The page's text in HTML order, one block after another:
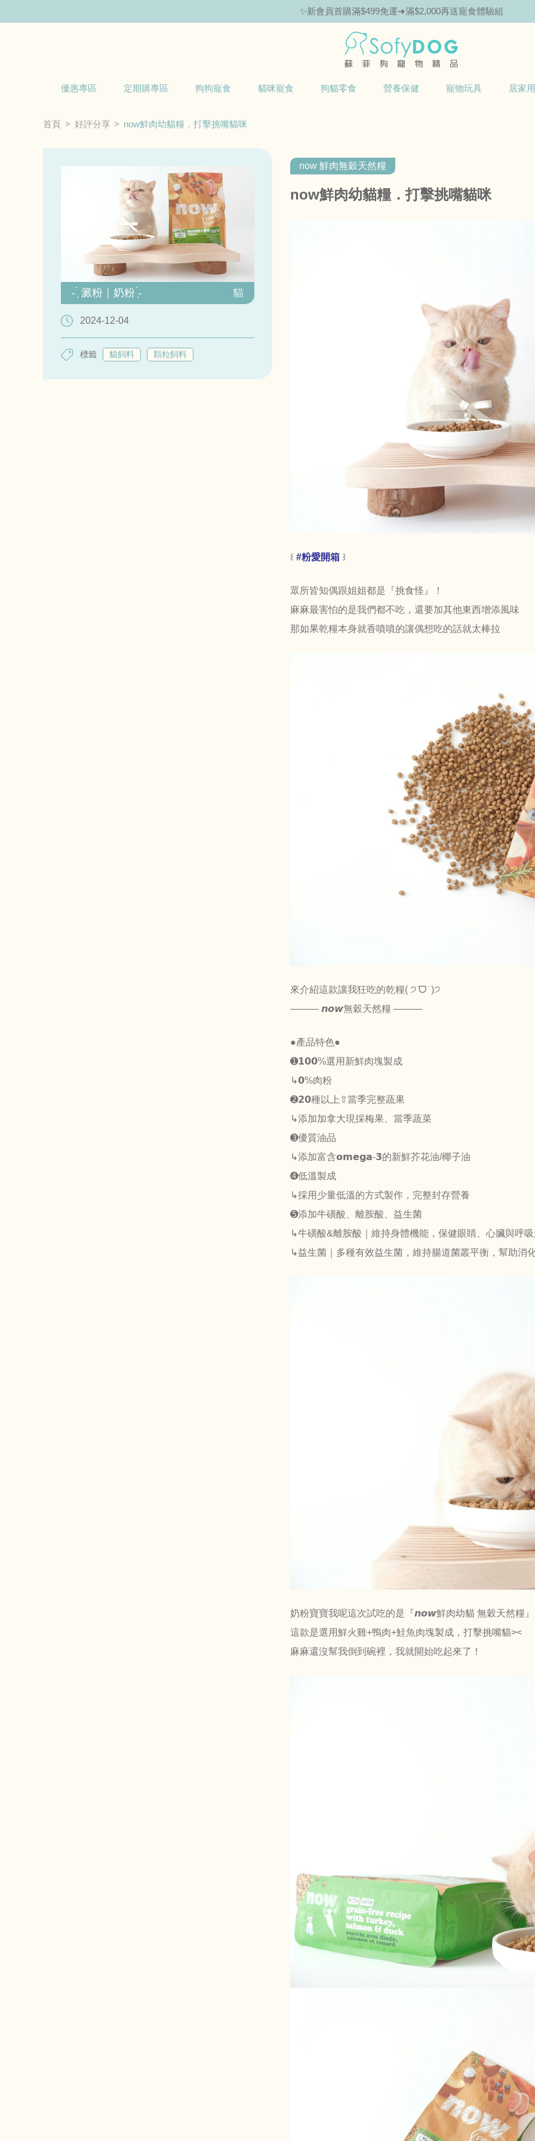
✨新會員首購滿$499免運➜滿$2,000再送寵食體驗組
優惠專區 定期購專區 狗狗寵食 貓咪寵食 狗貓零食 營養保健 寵物玩具 居家
首頁 好評分享 now鮮肉幼貓糧．打擊挑嘴貓咪
- ̗̀ 澱粉｜奶粉 ̖́- 貓
2024-12-04
標籤 貓飼料 顆粒飼料
now 鮮肉無穀天然糧
now鮮肉幼貓糧．打擊挑嘴貓咪
꒰ #粉愛開箱 ꒱
眾所皆知偶跟姐姐都是『挑食怪』！
麻麻最害怕的是我們都不吃，還要加其他東西增添風味
那如果乾糧本身就香噴噴的讓偶想吃的話就太棒拉
來介紹這款讓我狂吃的乾糧( ੭ ̇ᗜ ̇ )੭
——— 𝙣𝙤𝙬無穀天然糧 ———
●產品特色●
➊𝟭𝟬𝟬%選用新鮮肉塊製成
↳𝟬%肉粉
➋𝟮𝟬種以上⇧當季完整蔬果
↳添加加拿大現採梅果、當季蔬菜
➌優質油品
↳添加富含𝗼𝗺𝗲𝗴𝗮-𝟯的新鮮芥花油/椰子油
➍低溫製成
↳採用少量低溫的方式製作，完整封存營養
➎添加牛磺酸、離胺酸、益生菌
↳牛磺酸&離胺酸｜維持身體機能，保健眼睛、心臟與呼
↳益生菌｜多種有效益生菌，維持腸道菌叢平衡，幫助消
奶粉寶寶我呢這次試吃的是『𝙣𝙤𝙬鮮肉幼貓 無穀天然糧』
這款是選用鮮火雞+鴨肉+鮭魚肉塊製成，打擊挑嘴貓><
麻麻還沒幫我倒到碗裡，我就開始吃起來了！